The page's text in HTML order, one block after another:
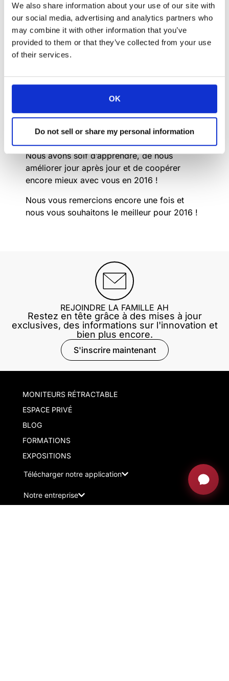
We also share information about your use of our site with
our social media, advertising and analytics partners who
may combine it with other information that you’ve
provided to them or that they’ve collected from your use
of their services.
OK
Do not sell or share my personal information
Nous avons accompli beaucoup de choses au
cours de cette année qui s’achève :
– Nous avons ouvert de nouveaux bureaux à
Paris et à Barcelone
– Nous avons effectué notre première tournée
européenne
production
Nous avons soif d’apprendre, de nous
améliorer jour après jour et de coopérer
encore mieux avec vous en 2016 !
Nous vous remercions encore une fois et
nous vous souhaitons le meilleur pour 2016 !
REJOINDRE LA FAMILLE AH
Restez en tête grâce à des mises à jour
exclusives, des informations sur l'innovation et
bien plus encore.
S'inscrire maintenant
MONITEURS RÉTRACTABLE
ESPACE PRIVÉ
BLOG
FORMATIONS
EXPOSITIONS
Télécharger notre application
Notre entreprise